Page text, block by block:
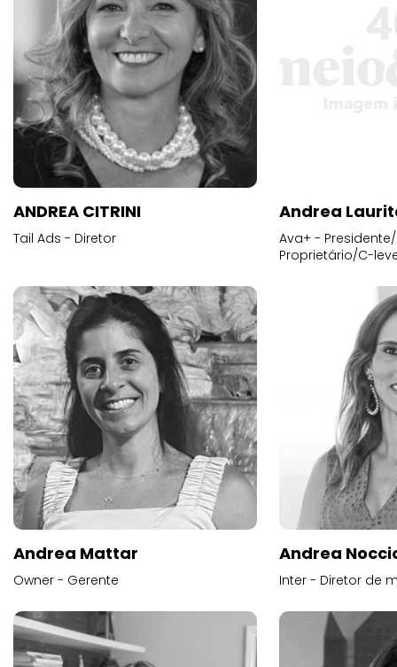
ANDREA CITRINI
Tail Ads - Diretor
Andrea
Ava+ -
Proprietário/C-
Andrea Mattar
Owner - Gerente
Andrea
Inter - Diretor de